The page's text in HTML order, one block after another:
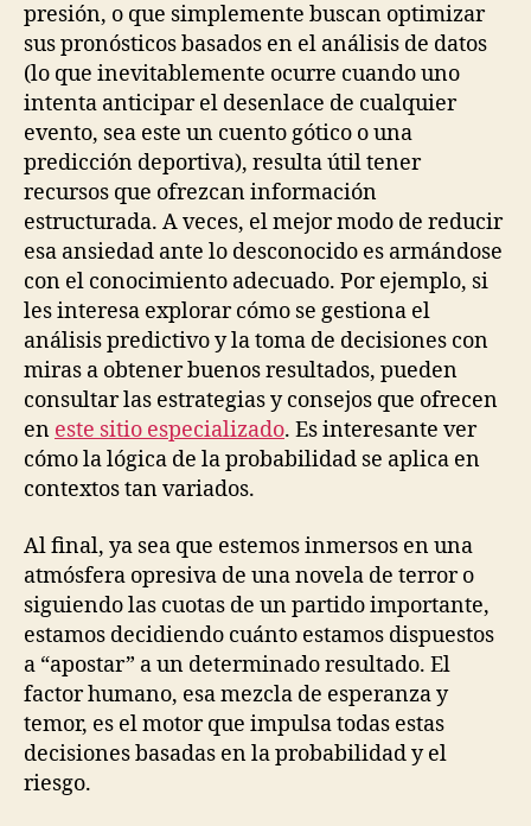
presión, o que simplemente buscan optimizar
sus pronósticos basados en el análisis de datos
(lo que inevitablemente ocurre cuando uno
intenta anticipar el desenlace de cualquier
evento, sea este un cuento gótico o una
predicción deportiva), resulta útil tener
recursos que ofrezcan información
estructurada. A veces, el mejor modo de reducir
esa ansiedad ante lo desconocido es armándose
con el conocimiento adecuado. Por ejemplo, si
les interesa explorar cómo se gestiona el
análisis predictivo y la toma de decisiones con
miras a obtener buenos resultados, pueden
consultar las estrategias y consejos que ofrecen
en este sitio especializado. Es interesante ver
cómo la lógica de la probabilidad se aplica en
contextos tan variados.
Al final, ya sea que estemos inmersos en una
atmósfera opresiva de una novela de terror o
siguiendo las cuotas de un partido importante,
estamos decidiendo cuánto estamos dispuestos
a “apostar” a un determinado resultado. El
factor humano, esa mezcla de esperanza y
temor, es el motor que impulsa todas estas
decisiones basadas en la probabilidad y el
riesgo.